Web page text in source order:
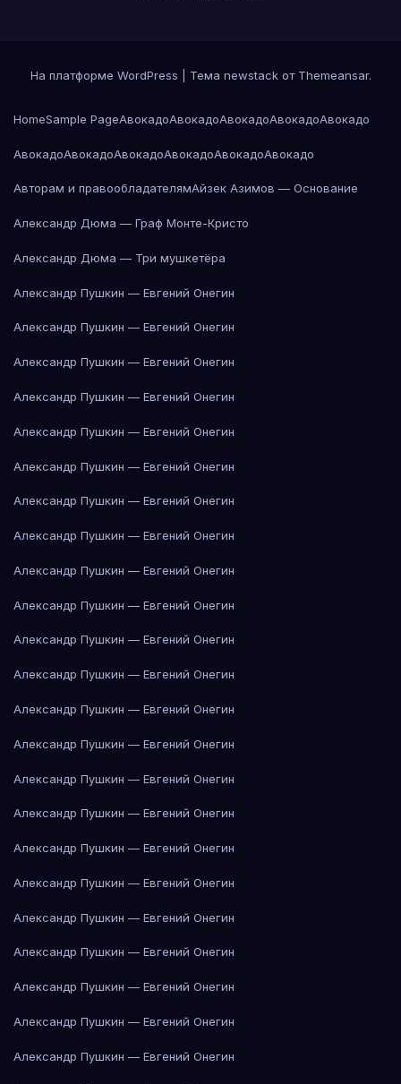
На платформе WordPress Тема newstack от Themeansar.
HomeSample PageАвокадоАвокадоАвокадоАвокадоАвокадо
АвокадоАвокадоАвокадоАвокадоАвокадоАвокадо
Авторам и правообладателямАйзек Азимов — Основание
Александр Дюма — Граф Монте-Кристо
Александр Дюма — Три мушкетёра
Александр Пушкин — Евгений Онегин
Александр Пушкин — Евгений Онегин
Александр Пушкин — Евгений Онегин
Александр Пушкин — Евгений Онегин
Александр Пушкин — Евгений Онегин
Александр Пушкин — Евгений Онегин
Александр Пушкин — Евгений Онегин
Александр Пушкин — Евгений Онегин
Александр Пушкин — Евгений Онегин
Александр Пушкин — Евгений Онегин
Александр Пушкин — Евгений Онегин
Александр Пушкин — Евгений Онегин
Александр Пушкин — Евгений Онегин
Александр Пушкин — Евгений Онегин
Александр Пушкин — Евгений Онегин
Александр Пушкин — Евгений Онегин
Александр Пушкин — Евгений Онегин
Александр Пушкин — Евгений Онегин
Александр Пушкин — Евгений Онегин
Александр Пушкин — Евгений Онегин
Александр Пушкин — Евгений Онегин
Александр Пушкин — Евгений Онегин
Александр Пушкин — Евгений Онегин